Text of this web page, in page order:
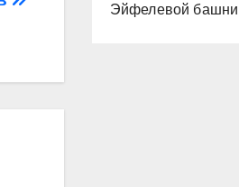
Эйфелевой башни